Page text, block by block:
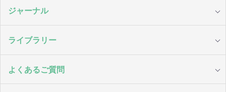
ジャーナル
ライブラリー
よくあるご質問